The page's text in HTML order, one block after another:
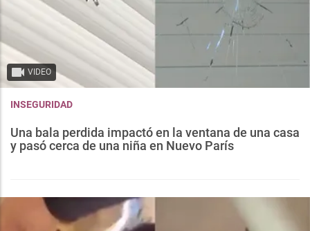
VIDEO
INSEGURIDAD
Una bala perdida impactó en la ventana de una casa
y pasó cerca de una niña en Nuevo París